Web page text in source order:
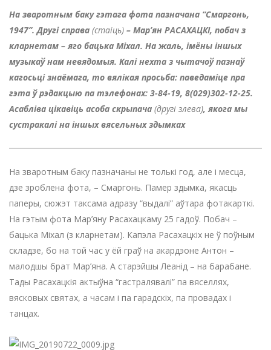
На зваротным баку гэтага фота пазначана “Смаргонь,
1947”. Другі справа (стаіць) – Мар’ян РАСАХАЦКІ, побач з
кларнетам – яго бацька Міхал. На жаль, імёны іншых
музыкаў нам невядомыя. Калі нехта з чытачоў пазнаў
кагосьці знаёмага, то вялікая просьба: паведаміце пра
гэта ў рэдакцыю па тэлефонах: 3-84-19, 8(029)302-12-25.
Асабліва цікавіць асоба скрыпача (другі злева), якога мы
сустракалі на іншых вясельных здымках
На зваротным баку пазначаны не толькі год, але і месца,
дзе зроблена фота, – Смаргонь. Памер здымка, якасць
паперы, сюжэт таксама адразу “выдалі” аўтара фотакарткі.
На гэтым фота Мар’яну Расахацкаму 25 гадоў. Побач –
бацька Міхал (з кларнетам). Капэла Расахацкіх не ў поўным
складзе, бо на той час у ёй граў на акардэоне Антон –
малодшы брат Мар’яна. А старэйшы Леанід – на барабане.
Тады Расахацкія актыўна “гастралявалі” па вяселлях,
вясковых святах, а часам і па гарадскіх, па провадах і
танцах.